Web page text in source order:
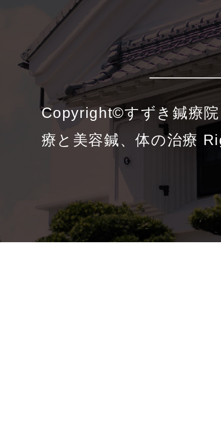
Copyright©すずき鍼療
療と美容鍼、体の治療